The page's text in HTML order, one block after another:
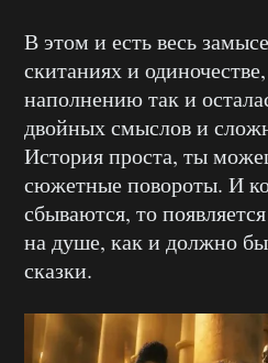
В этом и есть весь
скитаниях и
наполнению так и
двойных смыслов и
История проста, ты
сюжетные повороты. И
сбываются, то
на душе, как и должно
сказки.